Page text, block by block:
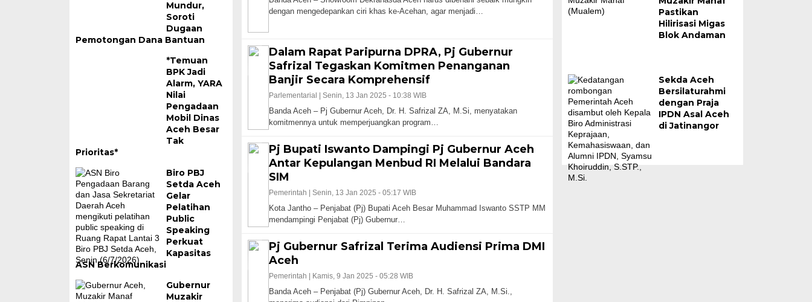
Mundur,
Soroti
Dugaan
Pemotongan Dana Bantuan
*Temuan
BPK Jadi
Alarm, YARA
Nilai
Pengadaan
Mobil Dinas
Aceh Besar
Tak
Prioritas*
Biro PBJ
Setda Aceh
Gelar
Pelatihan
Public
Speaking
Perkuat
Kapasitas
ASN Berkomunikasi
Gubernur
Muzakir
dengan mengedepankan ciri khas ke-Acehan, agar menjadi…
Dalam Rapat Paripurna DPRA, Pj Gubernur
Safrizal Tegaskan Komitmen Penanganan
Banjir Secara Komprehensif
Parlementarial | Senin, 13 Jan 2025 - 10:38 WIB
Banda Aceh – Pj Gubernur Aceh, Dr. H. Safrizal ZA, M.Si, menyatakan
komitmennya untuk memperjuangkan program…
Pj Bupati Iswanto Dampingi Pj Gubernur Aceh
Antar Kepulangan Menbud RI Melalui Bandara
SIM
Pemerintah | Senin, 13 Jan 2025 - 05:17 WIB
Kota Jantho – Penjabat (Pj) Bupati Aceh Besar Muhammad Iswanto SSTP MM
mendampingi Penjabat (Pj) Gubernur…
Pj Gubernur Safrizal Terima Audiensi Prima DMI
Aceh
Pemerintah | Kamis, 9 Jan 2025 - 05:28 WIB
Banda Aceh – Penjabat (Pj) Gubernur Aceh, Dr. H. Safrizal ZA, M.Si.,
Pastikan
Hilirisasi Migas
Blok Andaman
Sekda Aceh
Bersilaturahmi
dengan Praja
IPDN Asal Aceh
di Jatinangor